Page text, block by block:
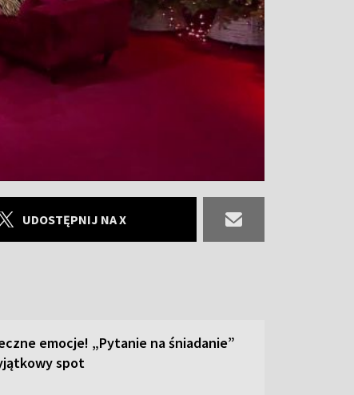
UDOSTĘPNIJ NA X
emocje! „Pytanie na śniadanie”
spot